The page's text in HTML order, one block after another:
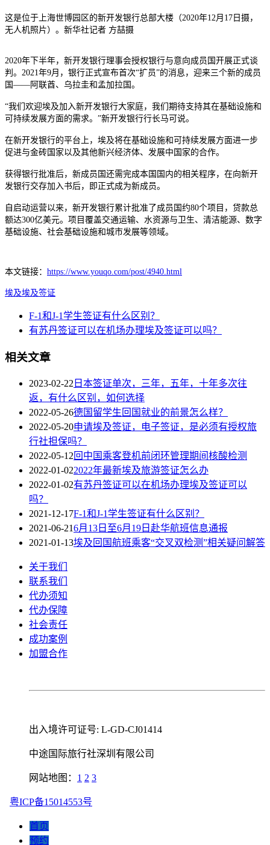
这是位于上海世博园区的新开发银行总部大楼（2020年12月17日摄，
无人机照片）。新华社记者 方喆摄
2020年下半年，新开发银行理事会授权银行与意向成员国开展正式谈
判。2021年9月，银行正式宣布首次“扩员”的消息，迎来三个新的成员
国——阿联酋、乌拉圭和孟加拉国。
“我们欢迎埃及加入新开发银行大家庭，我们期待支持其在基础设施和
可持续发展方面的需求。”新开发银行行长马可说。
在新开发银行的平台上，埃及将在基础设施和可持续发展方面进一步
促进与金砖国家以及其他新兴经济体、发展中国家的合作。
获得银行批准后，新成员国还需完成本国国内的相关程序，在向新开
发银行交存加入书后，即正式成为新成员。
自启动运营以来，新开发银行累计批准了成员国约80个项目，贷款总
额达300亿美元。项目覆盖交通运输、水资源与卫生、清洁能源、数字
基础设施、社会基础设施和城市发展等领域。
本文链接： https://www.youqo.com/post/4940.html
埃及埃及签证
F-1和J-1学生签证有什么区别？
有苏丹签证可以在机场办理埃及签证可以吗？
相关文章
2023-02-22 日本签证单次，三年，五年，十年多次往
返，有什么区别，如何选择
2022-05-26德国留学生回国就业的前景怎么样？
2022-05-20申请埃及签证，电子签证，是必须有授权旅
行社担保吗？
2022-05-12回中国乘客登机前闭环管理期间核酸检测
2022-01-022022年最新埃及旅游签证怎么办
2022-01-02有苏丹签证可以在机场办理埃及签证可以
吗？
2021-12-17F-1和J-1学生签证有什么区别？
2021-06-216月13日至6月19日赴华航班信息通报
2021-01-13埃及回国航班乘客“交叉双检测”相关疑问解答
关于我们
联系我们
代办须知
代办保障
社会责任
成功案例
加盟合作
出入境许可证号: L-GD-CJ01414
中途国际旅行社深圳有限公司
网站地图： 1 2 3
粤ICP备15014553号
首页
预约